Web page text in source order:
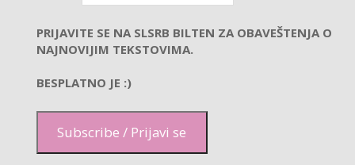
PRIJAVITE SE NA SLSRB BILTEN ZA OBAVEŠTENJA O
NAJNOVIJIM TEKSTOVIMA.
BESPLATNO JE :)
Subscribe / Prijavi se